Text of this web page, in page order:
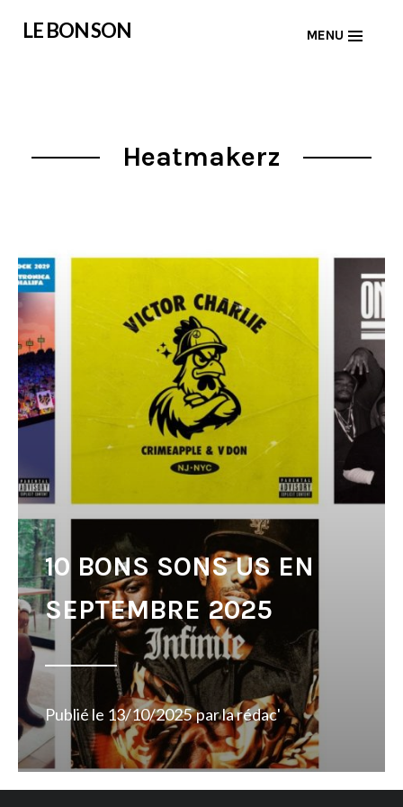
LE BON SON MENU
Heatmakerz
10 BONS SONS US EN
SEPTEMBRE 2025
Publié le 13/10/2025 parla rédac'